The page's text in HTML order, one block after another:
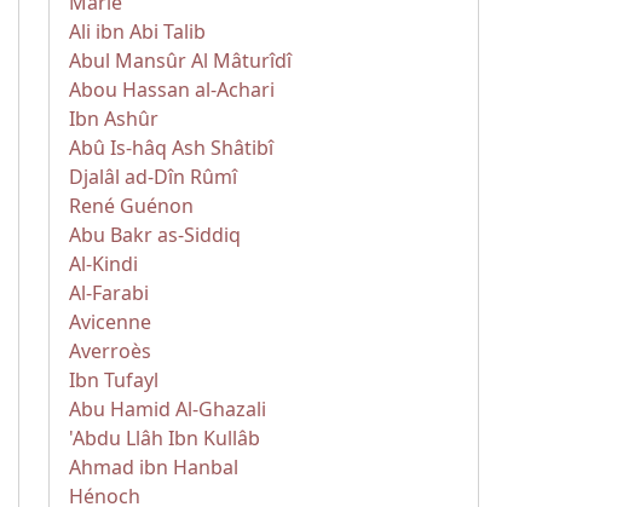
Ali ibn Abi Talib
Abul Mansûr Al Mâturîdî
Abou Hassan al-Achari
Ibn Ashûr
Abû Is-hâq Ash Shâtibî
Djalâl ad-Dîn Rûmî
René Guénon
Abu Bakr as-Siddiq
Al-Kindi
Al-Farabi
Avicenne
Averroès
Ibn Tufayl
Abu Hamid Al-Ghazali
'Abdu Llâh Ibn Kullâb
Ahmad ibn Hanbal
Hénoch